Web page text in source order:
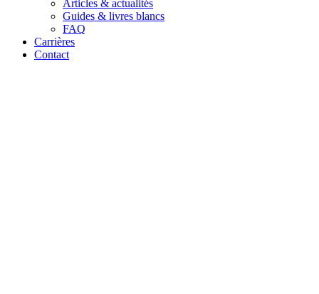
Articles & actualités
Guides & livres blancs
FAQ
Carrières
Contact